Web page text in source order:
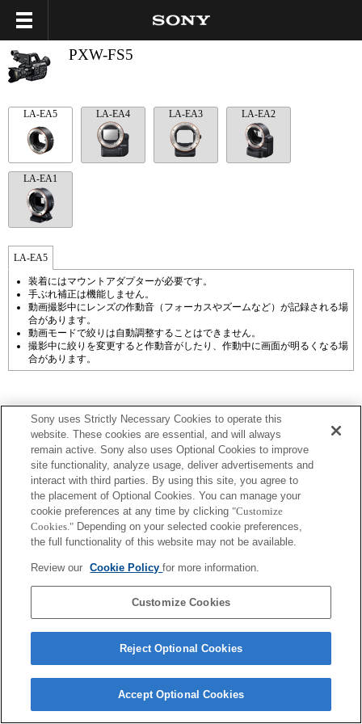
PXW-FS5
LA-EA5 LA-EA4 LA-EA3 LA-EA2
LA-EA1
LA-EA5
装着にはマウントアダプターが必要です。
手ぶれ補正は機能しません。
動画撮影中にレンズの作動音（フォーカスやズームなど）が記録される場
合があります。
動画モードで絞りは自動調整することはできません。
撮影中に絞りを変更すると作動音がしたり、作動中に画面が明るくなる場
合があります。
プレスリリース
ご利用条件
環境情報
プライバシーポリシー
クッキーポリシー
Sony Corporation, Sony Marketing Inc.
Sony uses Strictly Necessary Cookies to operate this
website. These cookies are essential, and will always
remain active. Sony also uses Optional Cookies to improve
site functionality, analyze usage, deliver advertisements and
interact with third parties. By using this site, you agree to
the placement of Optional Cookies. You can manage your
cookie preferences at any time by clicking "Customize
Cookies." Depending on your selected cookie preferences,
the full functionality of this website may not be available.
Review our Cookie Policyfor more information.
Customize Cookies
Reject Optional Cookies
Accept Optional Cookies